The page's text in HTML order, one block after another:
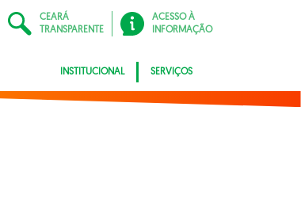
CEARÁ
TRANSPARENTE
ACESSO À
INFORMAÇÃO
INSTITUCIONAL SERVIÇOS